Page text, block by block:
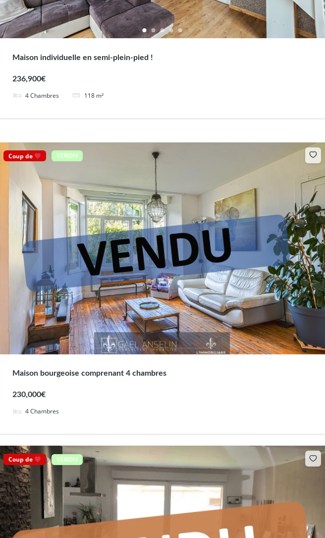
Maison individuelle en semi-plein-pied !
236,900€
4Chambres 118 m²
Coup de VENDU
Maison bourgeoise comprenant 4 chambres
230,000€
4Chambres
Coup de VENDU